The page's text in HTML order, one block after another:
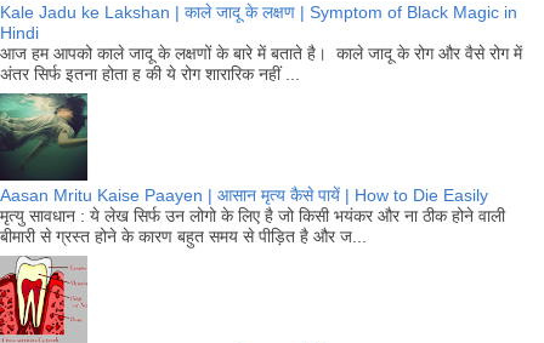
Kale Jadu ke Lakshan | काले जादू के लक्षण | Symptom of Black Magic in
Hindi
आज हम आपको काले जादू के लक्षणों के बारे में बताते है। काले जादू के रोग और वैसे रोग में
अंतर सिर्फ इतना होता ह की ये रोग शारारिक नहीं ...
Aasan Mritu Kaise Paayen | आसान मृत्य कैसे पायें | How to Die Easily
मृत्यु सावधान : ये लेख सिर्फ उन लोगो के लिए है जो किसी भयंकर और ना ठीक होने वाली
बीमारी से ग्रस्त होने के कारण बहुत समय से पीड़ित है और ज...